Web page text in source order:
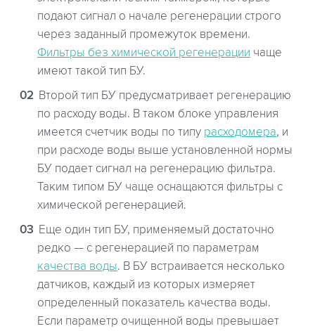
подают сигнал о начале регенерации строго
через заданный промежуток времени.
Фильтры без химической регенерации чаще
имеют такой тип БУ.
Второй тип БУ предусматривает регенерацию
по расходу воды. В таком блоке управления
имеется счетчик воды по типу расходомера, и
при расходе воды выше установленной нормы
БУ подает сигнал на регенерацию фильтра.
Таким типом БУ чаще оснащаются фильтры с
химической регенерацией.
Еще один тип БУ, применяемый достаточно
редко — с регенерацией по параметрам
качества воды. В БУ встраивается несколько
датчиков, каждый из которых измеряет
определенный показатель качества воды.
Если параметр очищенной воды превышает